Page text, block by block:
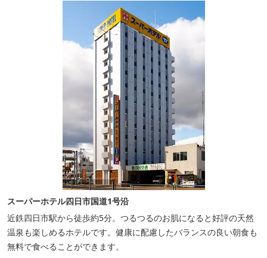
スーパーホテル四日市国道1号沿
近鉄四日市駅から徒歩約5分。つるつるのお肌になると好評の天然
温泉も楽しめるホテルです。健康に配慮したバランスの良い朝食も
無料で食べることができます。